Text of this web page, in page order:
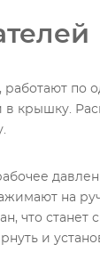
крышку.
на
что
и